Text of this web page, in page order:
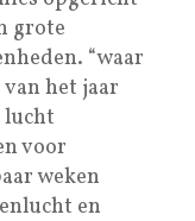
grote
“waar
het jaar
lucht
voor
weken
en